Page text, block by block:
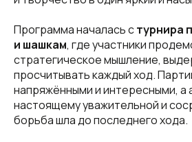
Программа началась стурнира
и шашкам, где участники
стратегическое мышление,
просчитывать каждый ход.
напряжёнными и интересными,
настоящему уважительной и
борьба шла до последнего хода.